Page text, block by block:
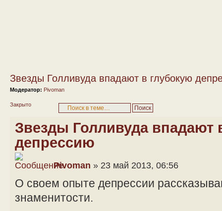
Звезды Голливуда впадают в глубокую
Модератор: Pivoman
Закрыто
Звезды Голливуда впадают
депрессию
Pivoman » 23 май 2013, 06:56
О своем опыте депрессии
знаменитости.